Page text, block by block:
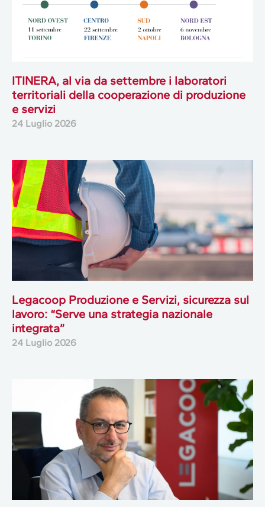
ITINERA, al via da settembre i laboratori
territoriali della cooperazione di produzione
e servizi
24 Luglio 2026
Legacoop Produzione e Servizi, sicurezza sul
lavoro: “Serve una strategia nazionale
integrata”
24 Luglio 2026